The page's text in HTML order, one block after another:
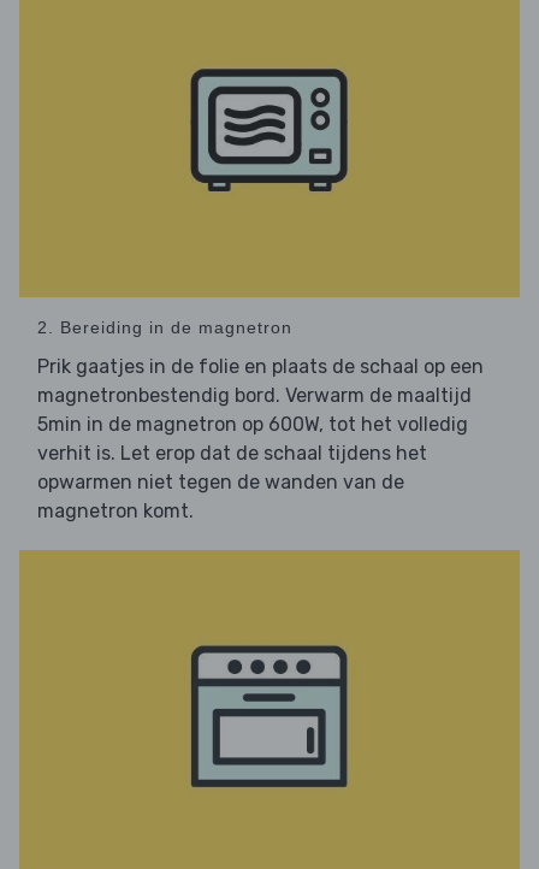
2. Bereiding in de magnetron
Prik gaatjes in de folie en plaats de schaal op een
magnetronbestendig bord. Verwarm de maaltijd
5min in de magnetron op 600W, tot het volledig
verhit is. Let erop dat de schaal tijdens het
opwarmen niet tegen de wanden van de
magnetron komt.